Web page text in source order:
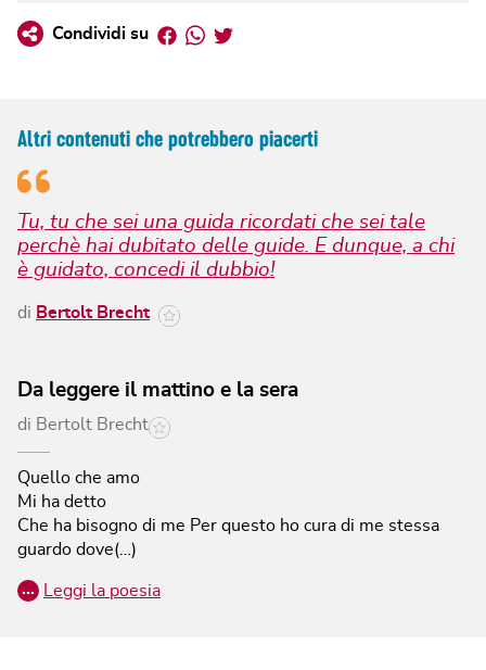
Condividi su Facebook
Whatsapp
Twitter
Altri contenuti che potrebbero piacerti
Tu, tu che sei una guida ricordati che sei tale
perchè hai dubitato delle guide. E dunque, a chi
è guidato, concedi il dubbio!
di Bertolt Brecht
Da leggere il mattino e la sera
di Bertolt Brecht
Quello che amo
Mi ha detto
Che ha bisogno di me Per questo ho cura di me stessa
guardo dove(…)
… Leggi la poesia